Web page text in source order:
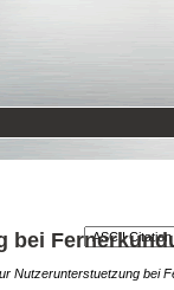
bei
Nutzerunterstuetzung bei